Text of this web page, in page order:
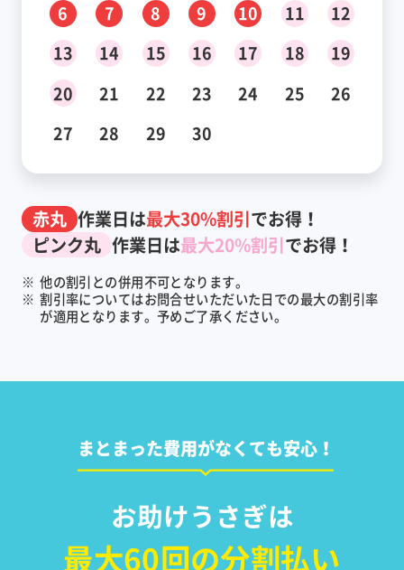
6
7 8 9 10 11
12
13
14 15 16 17 18
19
20
21 22 23 24 25
26
27
28 29 30
赤丸 作業日は最大30%割引でお得！
ピンク丸 作業日は最大20%割引でお得！
※ 他の割引との併用不可となります。
※ 割引率についてはお問合せいただいた日での最大の割引率
が適用となります。予めご了承ください。
まとまった費用がなくても安心！
お助けうさぎは
最大60回の分割払い